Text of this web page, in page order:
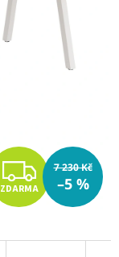
Z
D
A
ZDARMA
7 230 Kč
–5 %